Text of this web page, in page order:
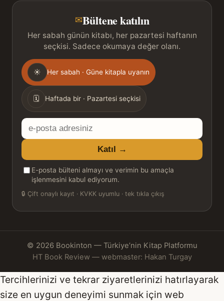
✉Bültene katılın
Her sabah günün kitabı, her pazartesi haftanın
seçkisi. Sadece okumaya değer olanı.
Gönderim
sıklığı
☀ Her sabah · Güne kitapla uyanın
🗓 Haftada bir · Pazartesi seçkisi
E-
posta
adresiniz
Katıl →
E-posta bülteni almayı ve verimin bu amaçla
işlenmesini kabul ediyorum.
🔒 Çift onaylı kayıt · KVKK uyumlu · tek tıkla çıkış
© 2026 Bookinton — Türkiye’nin Kitap Platformu
HT Book Review — webmaster: Hakan Turgay
Tercihlerinizi ve tekrar ziyaretlerinizi hatırlayarak
size en uygun deneyimi sunmak için web